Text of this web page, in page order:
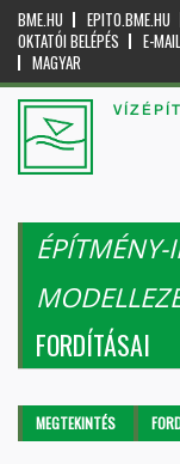
BME.HU EPITO.BME.HU
OKTATÓI BELÉPÉS
E-MAIL
MAGYAR
FORDÍTÁSAI
Elsődleges
MEGTEKINTÉS